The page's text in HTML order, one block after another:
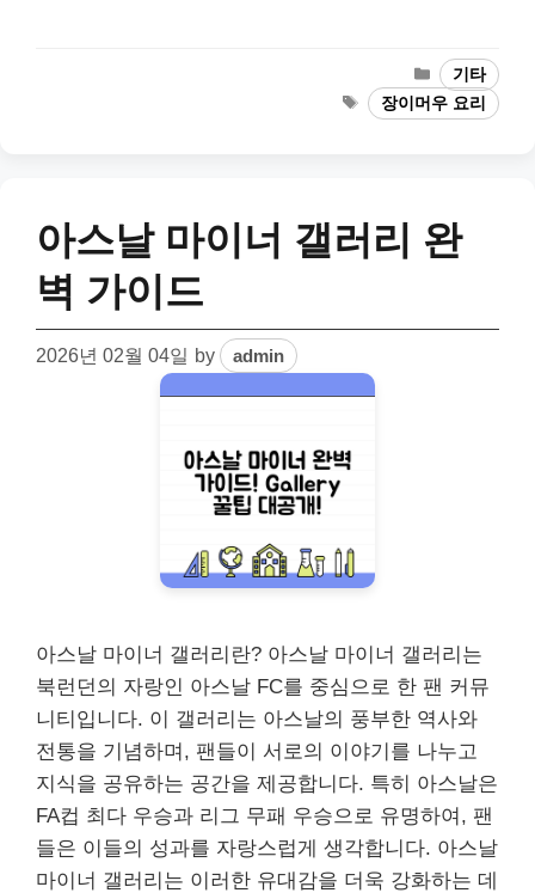
Categories
기타
Tags장이머우 요리
아스날 마이너 갤러리 완
벽 가이드
2026년 02월 04일 by admin
아스날 마이너 갤러리란? 아스날 마이너 갤러리는
북런던의 자랑인 아스날 FC를 중심으로 한 팬 커뮤
니티입니다. 이 갤러리는 아스날의 풍부한 역사와
전통을 기념하며, 팬들이 서로의 이야기를 나누고
지식을 공유하는 공간을 제공합니다. 특히 아스날은
FA컵 최다 우승과 리그 무패 우승으로 유명하여, 팬
들은 이들의 성과를 자랑스럽게 생각합니다. 아스날
마이너 갤러리는 이러한 유대감을 더욱 강화하는 데